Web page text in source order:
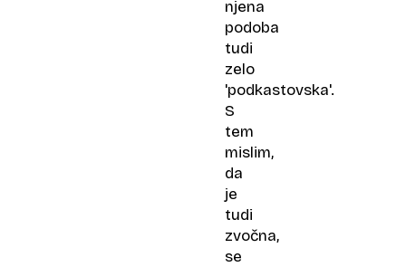
njena
podoba
tudi
zelo
'podkastovska'.
S
tem
mislim,
da
je
tudi
zvočna,
se